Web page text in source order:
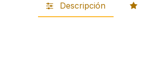
Descripción